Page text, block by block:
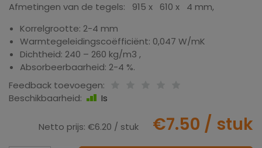
Afmetingen van de tegels: 915 x 610 x 4 mm,
Korrelgrootte: 2-4 mm
Warmtegeleidingscoëfficiënt: 0,047 W/mK
Dichtheid: 240 – 260 kg/m3 ,
Absorbeerbaarheid: 2-4 %.
Feedback toevoegen:
Beschikbaarheid:
Is
Netto prijs: €6.20 / stuk €7.50 / stuk